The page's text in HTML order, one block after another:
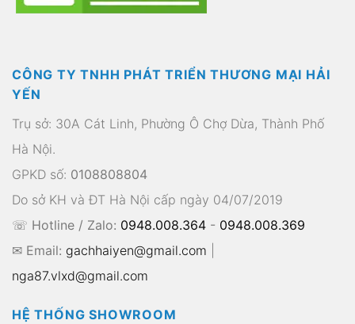
CÔNG TY TNHH PHÁT TRIỂN THƯƠNG MẠI HẢI
YẾN
Trụ sở: 30A Cát Linh, Phường Ô Chợ Dừa, Thành Phố
Hà Nội.
GPKD số: 0108808804
Do sở KH và ĐT Hà Nội cấp ngày 04/07/2019
☏ Hotline / Zalo: 0948.008.364 - 0948.008.369
✉ Email: gachhaiyen@gmail.com
nga87.vlxd@gmail.com
HỆ THỐNG SHOWROOM